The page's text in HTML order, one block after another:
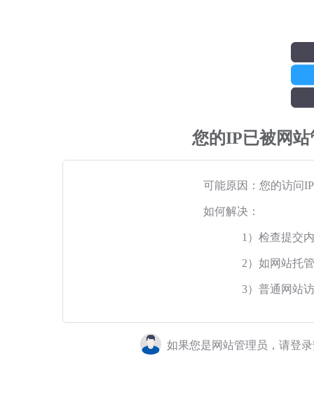
您的IP已被网
可能原因：您的访问
如何解决：
1）检查提交
2）如网站托
3）普通网站
如果您是网站管理员，请登